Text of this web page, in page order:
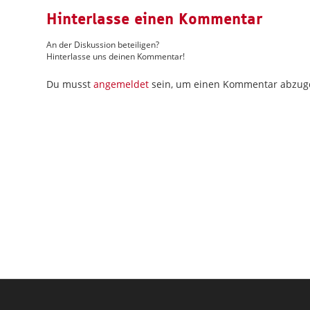
Hinterlasse einen Kommentar
An der Diskussion beteiligen?
Hinterlasse uns deinen Kommentar!
Du musst angemeldet sein, um einen Kommentar